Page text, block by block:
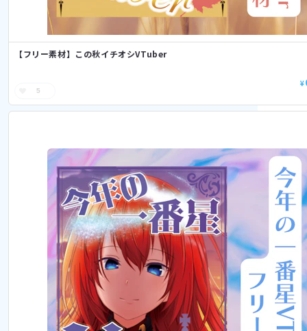
【フリー素材】この秋イチオシVTuber
5
¥